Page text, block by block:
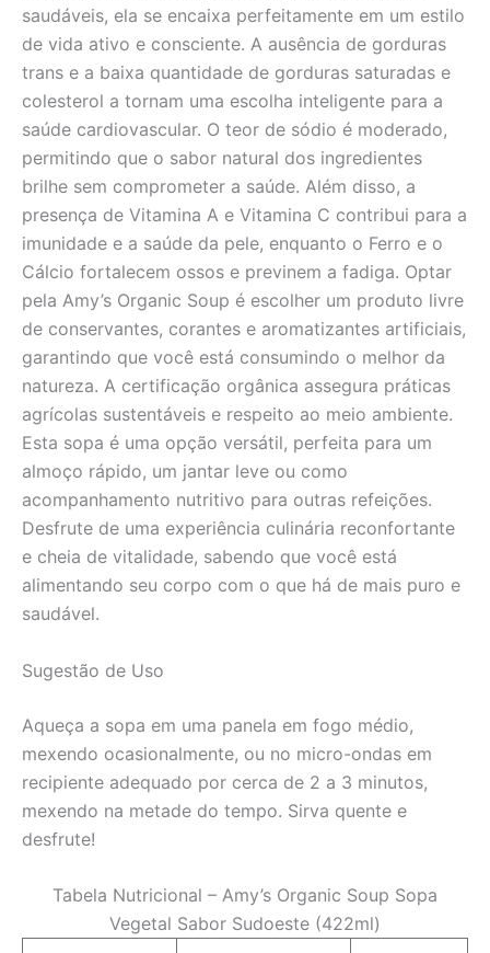
saudáveis, ela se encaixa perfeitamente em um estilo
de vida ativo e consciente. A ausência de gorduras
trans e a baixa quantidade de gorduras saturadas e
colesterol a tornam uma escolha inteligente para a
saúde cardiovascular. O teor de sódio é moderado,
permitindo que o sabor natural dos ingredientes
brilhe sem comprometer a saúde. Além disso, a
presença de Vitamina A e Vitamina C contribui para a
imunidade e a saúde da pele, enquanto o Ferro e o
Cálcio fortalecem ossos e previnem a fadiga. Optar
pela Amy’s Organic Soup é escolher um produto livre
de conservantes, corantes e aromatizantes artificiais,
garantindo que você está consumindo o melhor da
natureza. A certificação orgânica assegura práticas
agrícolas sustentáveis e respeito ao meio ambiente.
Esta sopa é uma opção versátil, perfeita para um
almoço rápido, um jantar leve ou como
acompanhamento nutritivo para outras refeições.
Desfrute de uma experiência culinária reconfortante
e cheia de vitalidade, sabendo que você está
alimentando seu corpo com o que há de mais puro e
saudável.
Sugestão de Uso
Aqueça a sopa em uma panela em fogo médio,
mexendo ocasionalmente, ou no micro-ondas em
recipiente adequado por cerca de 2 a 3 minutos,
mexendo na metade do tempo. Sirva quente e
desfrute!
Tabela Nutricional – Amy’s Organic Soup Sopa
Vegetal Sabor Sudoeste (422ml)